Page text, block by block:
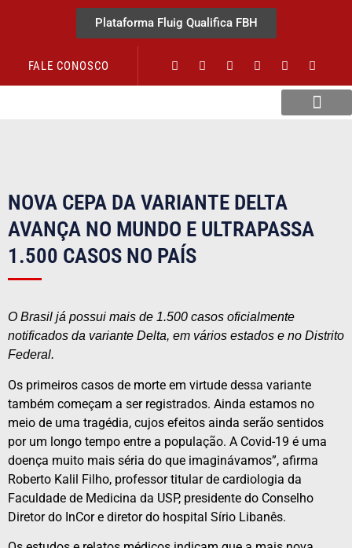
Plataforma Fluig Qualifica FBH
FALE CONOSCO
NOVA CEPA DA VARIANTE DELTA
AVANÇA NO MUNDO E ULTRAPASSA
1.500 CASOS NO PAÍS
O Brasil já possui mais de 1.500 casos oficialmente
notificados da variante Delta, em vários estados e no Distrito
Federal.
Os primeiros casos de morte em virtude dessa variante
também começam a ser registrados. Ainda estamos no
meio de uma tragédia, cujos efeitos ainda serão sentidos
por um longo tempo entre a população. A Covid-19 é uma
doença muito mais séria do que imaginávamos”, afirma
Roberto Kalil Filho, professor titular de cardiologia da
Faculdade de Medicina da USP, presidente do Conselho
Diretor do InCor e diretor do hospital Sírio Libanês.